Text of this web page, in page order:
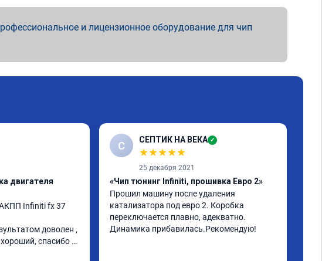
и лицензионное оборудование для чип
двигателя
Infiniti fx 37
доволен ,
спасибо
С СЕПТИК НА ВЕКА ✓
★★★★★
25 декабря 2021
«Чип тюнинг Infiniti, прошивка Евро 2»
Прошил машину после удаления
катализатора под евро 2. Коробка
переключается плавно, адекватно.
Динамика прибавилась.Рекомендую!